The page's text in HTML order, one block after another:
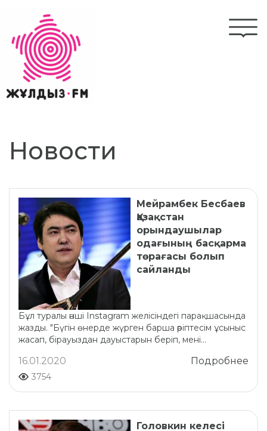
основному
содержанию
Новости
Мейрамбек Бесбаев
Қазақстан
орындаушылар
одағының басқарма
төрағасы болып
сайланды
Бұл туралы әнші Іnstagram желісіндегі парақшасында
жазды. "Бүгін өнерде жүрген барша әріптесім ұсыныс
жасап, бірауыздан дауыстарын беріп, мені...
Подробнее
16.01.2020
3754
Головкин келесі